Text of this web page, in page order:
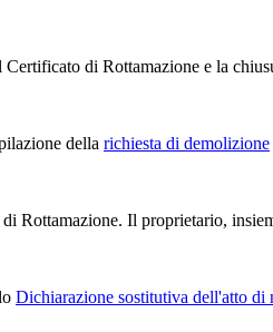
di Rottamazione e la
della richiesta di demolizione
Il proprietario,
Dichiarazione sostitutiva dell'atto di